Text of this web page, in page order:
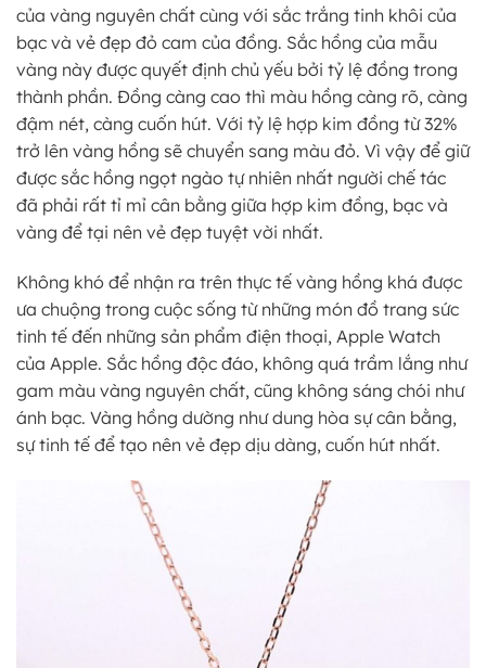
của vàng nguyên chất cùng với sắc trắng tinh khôi của
bạc và vẻ đẹp đỏ cam của đồng. Sắc hồng của mẫu
vàng này được quyết định chủ yếu bởi tỷ lệ đồng trong
thành phần. Đồng càng cao thì màu hồng càng rõ, càng
đậm nét, càng cuốn hút. Với tỷ lệ hợp kim đồng từ 32%
trở lên vàng hồng sẽ chuyển sang màu đỏ. Vì vậy để giữ
được sắc hồng ngọt ngào tự nhiên nhất người chế tác
đã phải rất tỉ mỉ cân bằng giữa hợp kim đồng, bạc và
vàng để tại nên vẻ đẹp tuyệt vời nhất.
Không khó để nhận ra trên thực tế vàng hồng khá được
ưa chuộng trong cuộc sống từ những món đồ trang sức
tinh tế đến những sản phẩm điện thoại, Apple Watch
của Apple. Sắc hồng độc đáo, không quá trầm lắng như
gam màu vàng nguyên chất, cũng không sáng chói như
ánh bạc. Vàng hồng dường như dung hòa sự cân bằng,
sự tinh tế để tạo nên vẻ đẹp dịu dàng, cuốn hút nhất.